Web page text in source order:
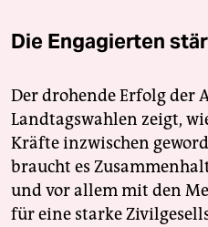
Die Engagierten
Der drohende Erfolg der
Landtagswahlen zeigt,
Kräfte inzwischen
braucht es
und vor allem mit den
für eine starke